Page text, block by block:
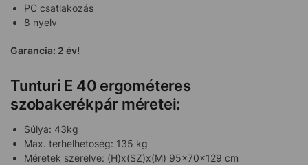
PC csatlakozás
8 nyelv
Garancia: 2 év!
Tunturi E 40 ergométeres
szobakerékpár méretei:
Súlya: 43kg
Max. terhelhetoség: 135 kg
Méretek szerelve: (H)x(SZ)x(M) 95x70x129 cm